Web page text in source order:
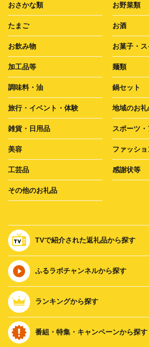
おさかな類 お野菜類
たまご お酒
お飲み物 お菓子・ス
加工品等 麺類
調味料・油 鍋セット
旅行・イベント・体験 地域のお礼
雑貨・日用品 スポーツ
美容 ファッショ
工芸品 感謝状等
その他のお礼品
TVで紹介された返礼品から探す
ふるラボチャンネルから探す
ランキングから探す
番組・特集・キャンペーンから探す